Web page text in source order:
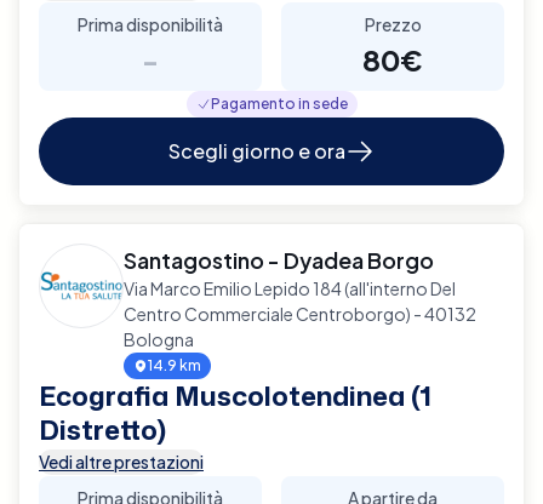
Prima disponibilità
-
Prezzo
80€
Pagamento in sede
Scegli giorno e ora
Santagostino - Dyadea Borgo
Via Marco Emilio Lepido 184 (all'interno Del
Centro Commerciale Centroborgo) - 40132
Bologna
14.9 km
Ecografia Muscolotendinea (1
Distretto)
Vedi altre prestazioni
Prima disponibilità
A partire da